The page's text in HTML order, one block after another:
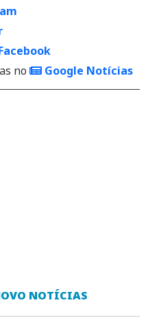
no
Google Notícias
NOTÍCIAS